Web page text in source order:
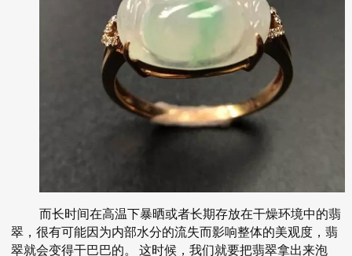
而长时间在高温下暴晒或者长期存放在干燥环境中的翡
翠，很有可能因为内部水分的流失而影响整体的美观度，翡
翠就会变得干巴巴的。
这时候，我们就要把翡翠拿出来泡